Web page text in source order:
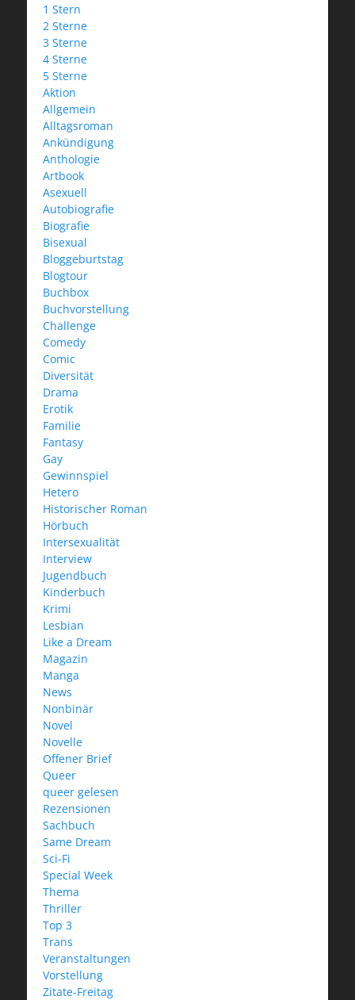
1 Stern
2 Sterne
3 Sterne
4 Sterne
5 Sterne
Aktion
Allgemein
Alltagsroman
Ankündigung
Anthologie
Artbook
Asexuell
Autobiografie
Biografie
Bisexual
Bloggeburtstag
Blogtour
Buchbox
Buchvorstellung
Challenge
Comedy
Comic
Diversität
Drama
Erotik
Familie
Fantasy
Gay
Gewinnspiel
Hetero
Historischer Roman
Hörbuch
Intersexualität
Interview
Jugendbuch
Kinderbuch
Krimi
Lesbian
Like a Dream
Magazin
Manga
News
Nonbinär
Novel
Novelle
Offener Brief
Queer
queer gelesen
Rezensionen
Sachbuch
Same Dream
Sci-Fi
Special Week
Thema
Thriller
Top 3
Trans
Veranstaltungen
Vorstellung
Zitate-Freitag